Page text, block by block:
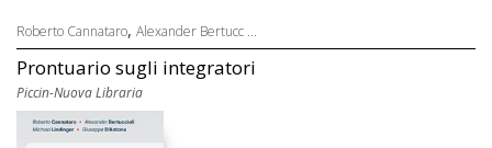
Roberto Cannataro, Alexander Bertucc ...
Prontuario sugli integratori
Piccin-Nuova Libraria